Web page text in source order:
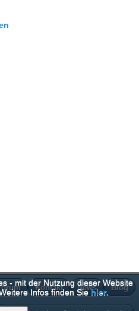
Kontakt News Blog
- mit der Nutzung dieser Website
Infos finden Siehier.